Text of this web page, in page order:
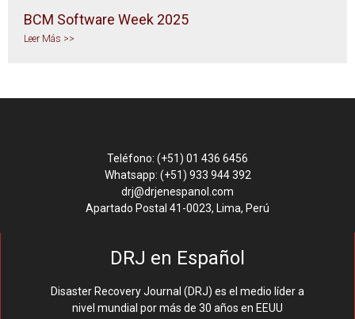
BCM Software Week 2025
Leer Más >>
Teléfono: (+51) 01 436 6456
Whatsapp: (+51) 933 944 392
drj@drjenespanol.com
Apartado Postal 41-0023, Lima, Perú
DRJ en Español
Disaster Recovery Journal (DRJ) es el medio líder a
nivel mundial por más de 30 años en EEUU